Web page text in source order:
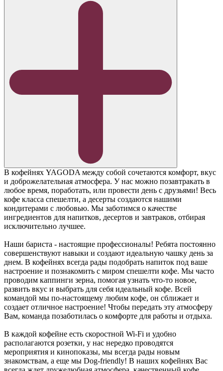
В кофейнях YAGODA между собой сочетаются комфорт, вкус
и доброжелательная атмосфера. У нас можно позавтракать в
любое время, поработать, или провести день с друзьями! Весь
кофе класса спешелти, а десерты создаются нашими
кондитерами с любовью. Мы заботимся о качестве
ингредиентов для напитков, десертов и завтраков, отбирая
исключительно лучшее.
Наши бариста - настоящие профессионалы! Ребята постоянно
совершенствуют навыки и создают идеальную чашку день за
днем. В кофейнях всегда рады подобрать напиток под ваше
настроение и познакомить с миром спешелти кофе. Мы часто
проводим каппинги зерна, помогая узнать что-то новое,
развить вкус и выбрать для себя идеальный кофе. Всей
командой мы по-настоящему любим кофе, он сближает и
создает отличное настроение! Чтобы передать эту атмосферу
Вам, команда позаботилась о комфорте для работы и отдыха.
В каждой кофейне есть скоростной Wi-Fi и удобно
располагаются розетки, у нас нередко проводятся
мероприятия и кинопоказы, мы всегда рады новым
знакомствам, а еще мы Dog-friendly! В наших кофейнях Вас